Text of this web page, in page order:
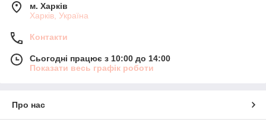
м. Харків
Харків, Україна
Контакти
Сьогодні працює з 10:00 до 14:00
Показати весь графік роботи
Про нас